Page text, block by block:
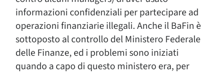
informazioni confidenziali per partecipare ad
operazioni finanziarie illegali. Anche il BaFin è
sottoposto al controllo del Ministero Federale
delle Finanze, ed i problemi sono iniziati
quando a capo di questo ministero era, per